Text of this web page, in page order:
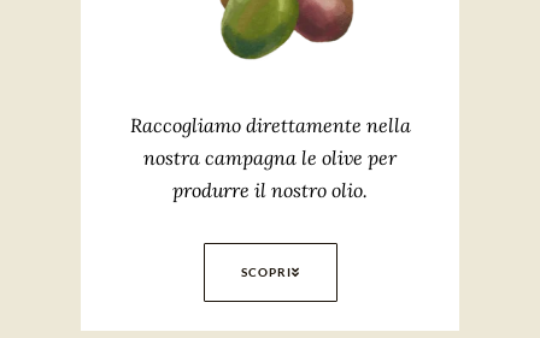
Raccogliamo direttamente nella
nostra campagna le olive per
produrre il nostro olio.
SCOPRI